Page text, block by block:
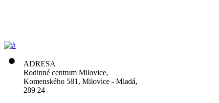
ADRESA
Rodinné centrum Milovice,
Komenského 581, Milovice - Mladá,
289 24